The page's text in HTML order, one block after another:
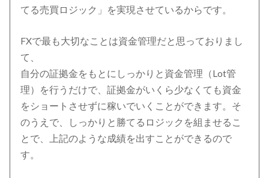
てる売買ロジック」を実現させているからです。
FXで最も大切なことは資金管理だと思っておりまし
て、
自分の証拠金をもとにしっかりと資金管理（Lot管
理）を行うだけで、証拠金がいくら少なくても資金
をショートさせずに稼いでいくことができます。そ
のうえで、しっかりと勝てるロジックを組ませるこ
とで、上記のような成績を出すことができるので
す。